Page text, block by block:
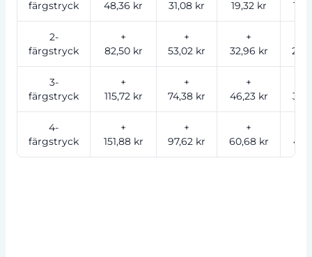
färgstryck
48,36 kr
31,08 kr
19,32 kr
2-
färgstryck
+
82,50 kr
+
53,02 kr
+
32,96 kr
3-
färgstryck
+
115,72 kr
+
74,38 kr
+
46,23 kr
4-
färgstryck
+
151,88 kr
+
97,62 kr
+
60,68 kr